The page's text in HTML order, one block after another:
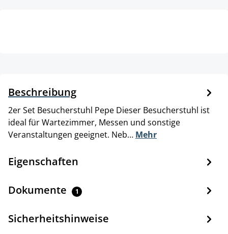
Beschreibung
2er Set Besucherstuhl Pepe Dieser Besucherstuhl ist
ideal für Wartezimmer, Messen und sonstige
Veranstaltungen geeignet. Neb… Mehr
Eigenschaften
Dokumente 1
Sicherheitshinweise